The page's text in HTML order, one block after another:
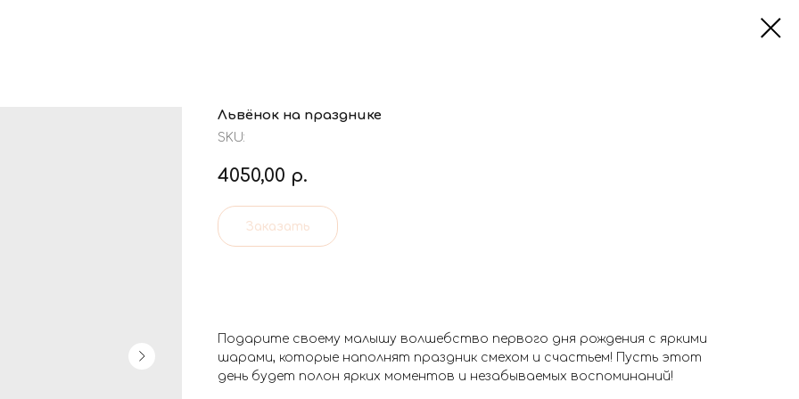
Львёнок на празднике
SKU:
4050,00 р.
Заказать
Подарите своему малышу волшебство первого дня рождения с яркими
шарами, которые наполнят праздник смехом и счастьем! Пусть этот
день будет полон ярких моментов и незабываемых воспоминаний!